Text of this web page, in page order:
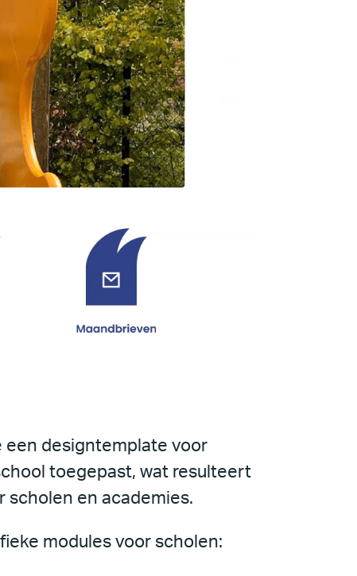
een designtemplate voor
toegepast, wat resulteert
scholen en academies.
modules voor scholen: